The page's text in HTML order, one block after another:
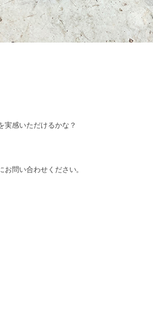
実感いただけるかな？
問い合わせください。